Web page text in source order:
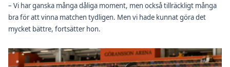
– Vi har ganska många dåliga moment, men också tillräckligt många
bra för att vinna matchen tydligen. Men vi hade kunnat göra det
mycket bättre, fortsätter hon.